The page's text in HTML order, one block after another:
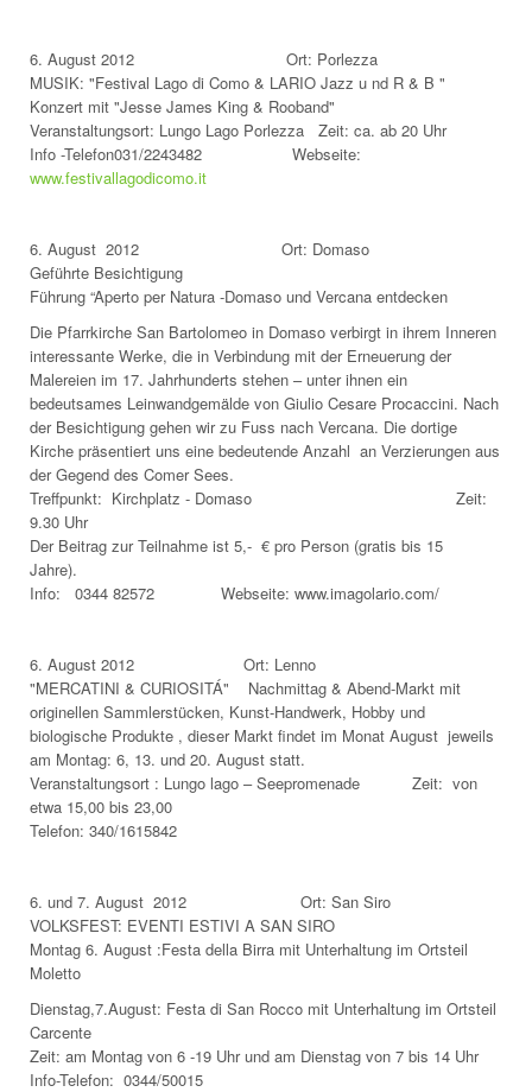
6. August 2012 Ort: Porlezza
MUSIK: "Festival Lago di Como & LARIO Jazz u nd R & B "
Konzert mit "Jesse James King & Rooband"
Veranstaltungsort: Lungo Lago Porlezza Zeit: ca. ab 20 Uhr
Info -Telefon031/2243482 Webseite:
www.festivallagodicomo.it
6. August 2012 Ort: Domaso
Geführte Besichtigung
Führung “Aperto per Natura -Domaso und Vercana entdecken
Die Pfarrkirche San Bartolomeo in Domaso verbirgt in ihrem Inneren
interessante Werke, die in Verbindung mit der Erneuerung der
Malereien im 17. Jahrhunderts stehen – unter ihnen ein
bedeutsames Leinwandgemälde von Giulio Cesare Procaccini. Nach
der Besichtigung gehen wir zu Fuss nach Vercana. Die dortige
Kirche präsentiert uns eine bedeutende Anzahl an Verzierungen aus
der Gegend des Comer Sees.
Treffpunkt: Kirchplatz - Domaso Zeit:
9.30 Uhr
Der Beitrag zur Teilnahme ist 5,- € pro Person (gratis bis 15
Jahre).
Info: 0344 82572 Webseite: www.imagolario.com/
6. August 2012 Ort: Lenno
"MERCATINI & CURIOSITÁ" Nachmittag & Abend-Markt mit
originellen Sammlerstücken, Kunst-Handwerk, Hobby und
biologische Produkte , dieser Markt findet im Monat August jeweils
am Montag: 6, 13. und 20. August statt.
Veranstaltungsort : Lungo lago – Seepromenade Zeit: von
etwa 15,00 bis 23,00
Telefon: 340/1615842
6. und 7. August 2012 Ort: San Siro
VOLKSFEST: EVENTI ESTIVI A SAN SIRO
Montag 6. August :Festa della Birra mit Unterhaltung im Ortsteil
Moletto
Dienstag,7.August: Festa di San Rocco mit Unterhaltung im Ortsteil
Carcente
Zeit: am Montag von 6 -19 Uhr und am Dienstag von 7 bis 14 Uhr
Info-Telefon: 0344/50015